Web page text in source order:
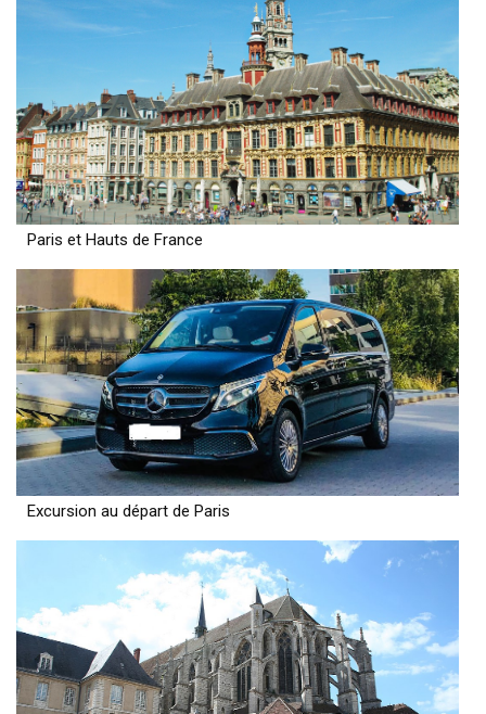
Paris et Hauts de France
Excursion au départ de Paris